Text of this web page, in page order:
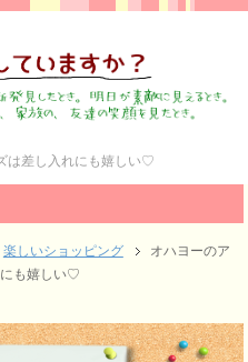
は差し入れにも嬉しい♡
楽しいショッピング
オハヨーのア
にも嬉しい♡